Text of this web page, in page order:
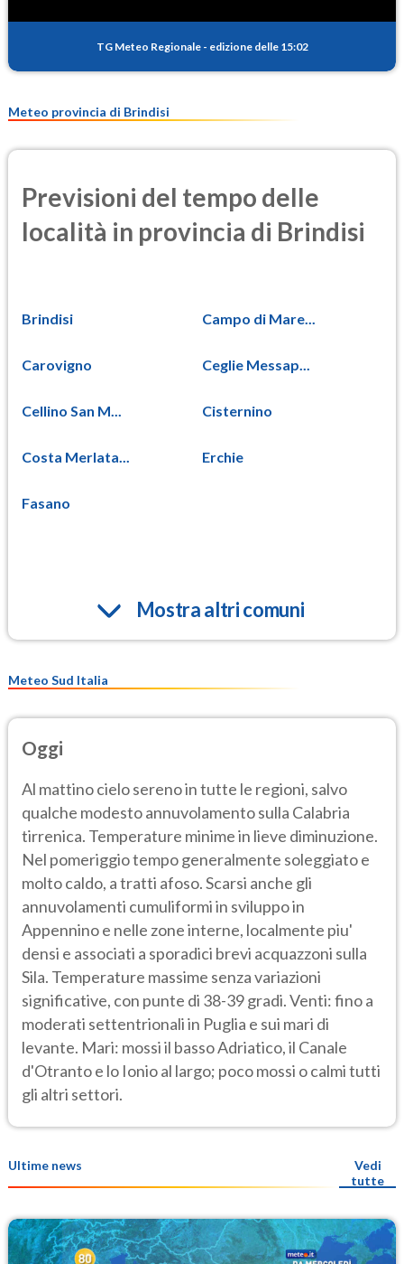
PM25
TG Meteo Regionale - edizione delle 15:02
Meteo provincia di Brindisi
Previsioni del tempo delle
località in provincia di Brindisi
Brindisi Campo di Mare...
Carovigno Ceglie Messap...
Cellino San M... Cisternino
Costa Merlata... Erchie
Fasano
Mostra altri comuni
Meteo Sud Italia
Oggi
Al mattino cielo sereno in tutte le regioni, salvo
qualche modesto annuvolamento sulla Calabria
tirrenica. Temperature minime in lieve diminuzione.
Nel pomeriggio tempo generalmente soleggiato e
molto caldo, a tratti afoso. Scarsi anche gli
annuvolamenti cumuliformi in sviluppo in
Appennino e nelle zone interne, localmente piu'
densi e associati a sporadici brevi acquazzoni sulla
Sila. Temperature massime senza variazioni
significative, con punte di 38-39 gradi. Venti: fino a
moderati settentrionali in Puglia e sui mari di
levante. Mari: mossi il basso Adriatico, il Canale
d'Otranto e lo Ionio al largo; poco mossi o calmi tutti
gli altri settori.
Ultime news
Vedi
tutte